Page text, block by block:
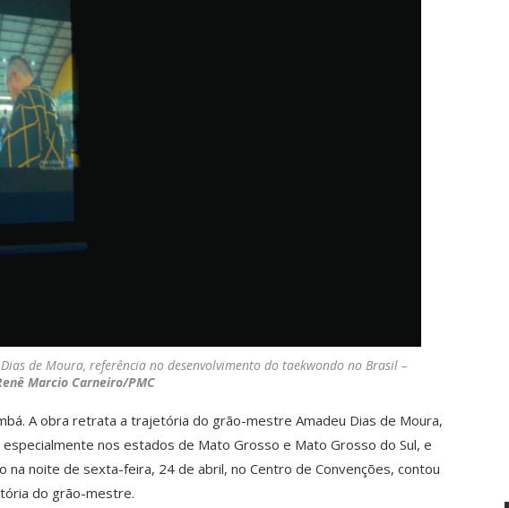
de Moura, referência no desenvolvimento do taekwondo no Brasil –
Marcio Carneiro/PMC
A obra retrata a trajetória do grão-mestre Amadeu Dias de Moura,
nos estados de Mato Grosso e Mato Grosso do Sul, e
na noite de sexta-feira, 24 de abril, no Centro de Convenções, contou
do grão-mestre.